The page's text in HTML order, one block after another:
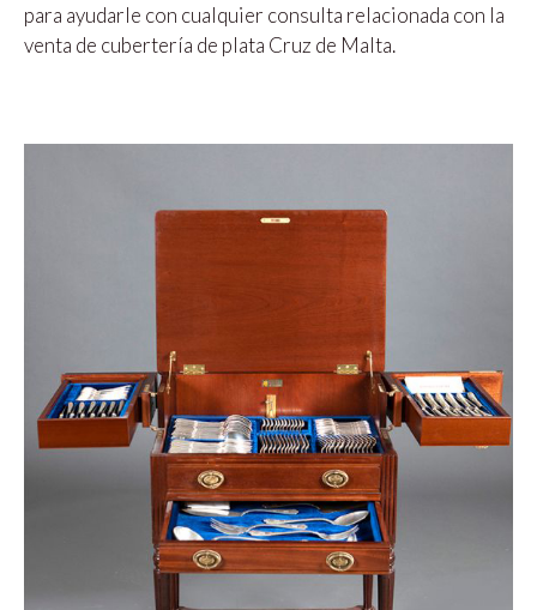
para ayudarle con cualquier consulta relacionada con la
venta de cubertería de plata Cruz de Malta.